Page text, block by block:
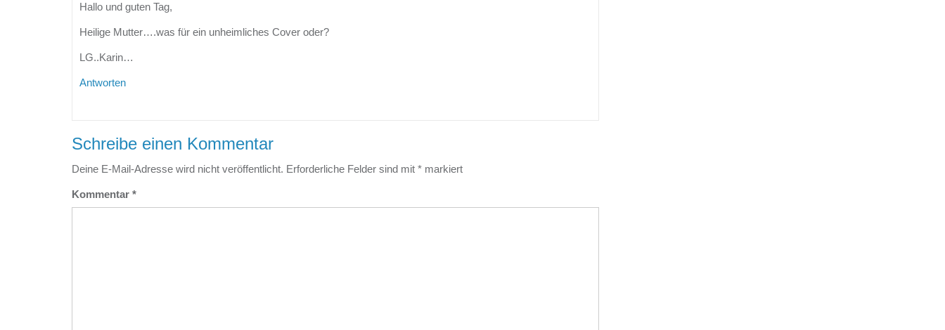
Hallo und guten Tag,
Heilige Mutter….was für ein unheimliches Cover oder?
LG..Karin…
Antworten
Schreibe einen Kommentar
Deine E-Mail-Adresse wird nicht veröffentlicht. Erforderliche Felder sind mit * markiert
Kommentar *